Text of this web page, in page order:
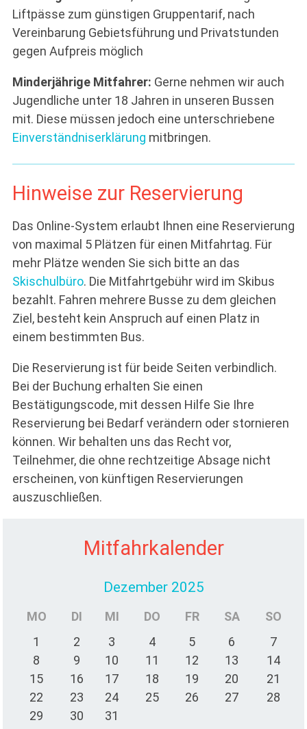
Liftpässe zum günstigen Gruppentarif, nach
Vereinbarung Gebietsführung und Privatstunden
gegen Aufpreis möglich
Minderjährige Mitfahrer: Gerne nehmen wir auch
Jugendliche unter 18 Jahren in unseren Bussen
mit. Diese müssen jedoch eine unterschriebene
Einverständniserklärung mitbringen.
Hinweise zur Reservierung
Das Online-System erlaubt Ihnen eine Reservierung
von maximal 5 Plätzen für einen Mitfahrtag. Für
mehr Plätze wenden Sie sich bitte an das
Skischulbüro. Die Mitfahrtgebühr wird im Skibus
bezahlt. Fahren mehrere Busse zu dem gleichen
Ziel, besteht kein Anspruch auf einen Platz in
einem bestimmten Bus.
Die Reservierung ist für beide Seiten verbindlich.
Bei der Buchung erhalten Sie einen
Bestätigungscode, mit dessen Hilfe Sie Ihre
Reservierung bei Bedarf verändern oder stornieren
können. Wir behalten uns das Recht vor,
Teilnehmer, die ohne rechtzeitige Absage nicht
erscheinen, von künftigen Reservierungen
auszuschließen.
Mitfahrkalender
Dezember 2025
MO DI MI DO FR SA
SO
1
2 3 4 5 6
7
8
9 10 11 12 13
14
15
16 17 18 19 20
21
22
23 24 25 26 27
28
29
30 31